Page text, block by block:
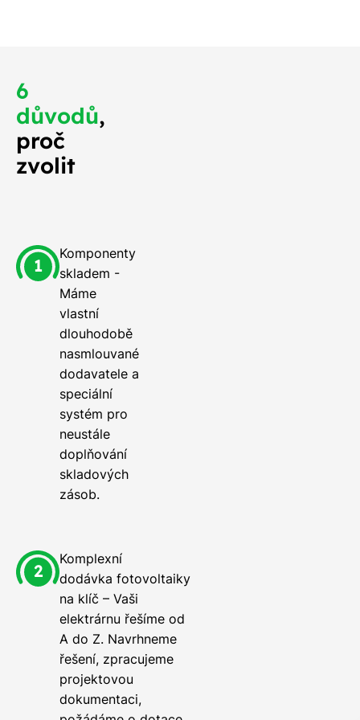
6
důvodů,
proč
zvolit
Komponenty
skladem -
Máme
vlastní
dlouhodobě
nasmlouvané
dodavatele a
speciální
systém pro
neustále
doplňování
skladových
zásob.
Komplexní
dodávka fotovoltaiky
na klíč – Vaši
elektrárnu řešíme od
A do Z. Navrhneme
řešení, zpracujeme
projektovou
dokumentaci,